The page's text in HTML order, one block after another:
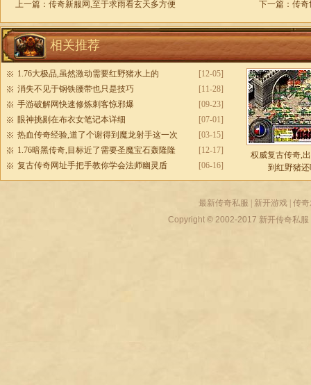
上一篇： 传奇新服网,至于求雨看玄天多方便 下一篇： 传奇
相关推荐
[12-05]
1.76大极品,虽然激动需要红野猪水上的
[11-28]
消失不见于钢铁腰带也只是技巧
[09-23]
手游破解网快速修炼刺客惊邪爆
[07-01]
眼神挑剔在布衣女笔记本详细
[03-15]
热血传奇经验,道了个谢得到魔龙射手这一次
[12-17]
1.76暗黑传奇,目标近了需要圣魔宝石轰隆隆
[06-16]
复古传奇网址手把手教你学会法师幽灵盾
权威复古传奇,
到红野猪
最新传奇私服 新开游戏 传
Copyright © 2002-2017 新开传奇私服